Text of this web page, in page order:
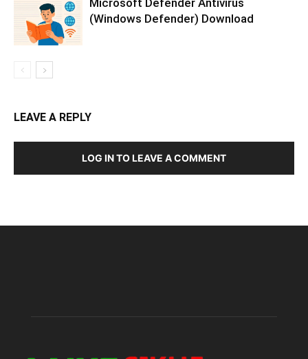
Microsoft Defender Antivirus
(Windows Defender) Download
LEAVE A REPLY
LOG IN TO LEAVE A COMMENT